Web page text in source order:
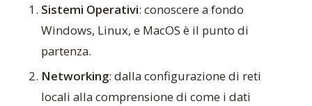
Sistemi Operativi: conoscere a fondo
Windows, Linux, e MacOS è il punto di
partenza.
Networking: dalla configurazione di reti
locali alla comprensione di come i dati